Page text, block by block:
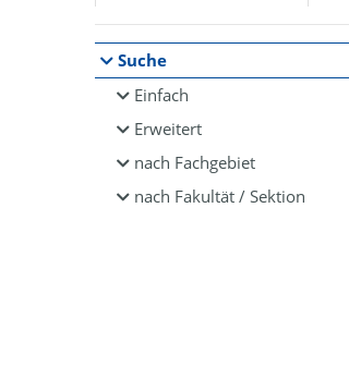
Suche
Einfach
Erweitert
nach Fachgebiet
nach Fakultät / Sektion